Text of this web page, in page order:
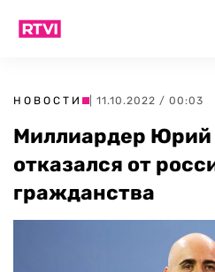
НОВОСТИ | 11.10.2022 / 00:03
Миллиардер Юрий
отказался от
гражданства